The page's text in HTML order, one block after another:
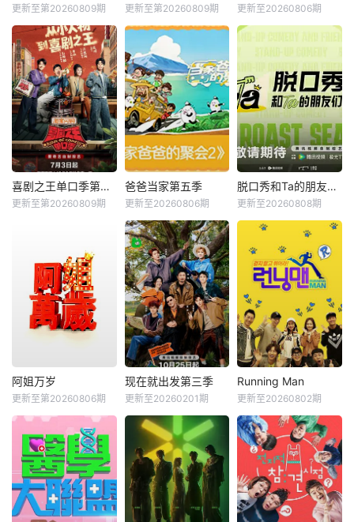
更新至第20260809期 更新至第20260809期 更新至20260806期
喜剧之王单口季第三季
更新至第20260809期
爸爸当家第五季
更新至20260806期
脱口秀和Ta的朋友们第三季
更新至20260808期
阿姐万岁
更新至第20260806期
现在就出发第三季
更新至20260201期
Running Man
更新至20260802期